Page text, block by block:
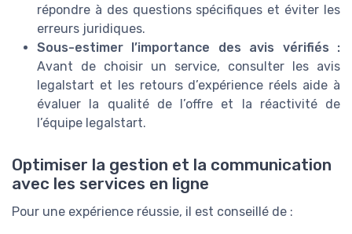
répondre à des questions spécifiques et éviter les
erreurs juridiques.
Sous-estimer l’importance des avis vérifiés :
Avant de choisir un service, consulter les avis
legalstart et les retours d’expérience réels aide à
évaluer la qualité de l’offre et la réactivité de
l’équipe legalstart.
Optimiser la gestion et la communication
avec les services en ligne
Pour une expérience réussie, il est conseillé de :